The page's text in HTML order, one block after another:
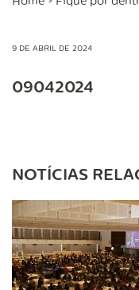
9 DE ABRIL DE 2024
09042024
NOTÍCIAS